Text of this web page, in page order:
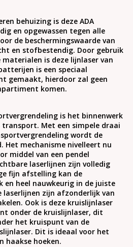
behuizing is deze ADA
en opgewassen tegen alle
de beschermingswaarde van
en stofbestendig. Door gebruik
is deze lijnlaser van
is een speciaal
gemaakt, hierdoor zal geen
komen.
is het binnenwerk
Met een simpele draai
wordt de
Het mechanisme nivelleert nu
middel van een pendel
laserlijnen zijn volledig
fijn afstelling kan de
en heel nauwkeurig in de juiste
laserlijnen zijn afzonderlijk van
Ook is deze kruislijnlaser
onder de kruislijnlaser, dit
het kruispunt van de
Dit is ideaal voor het
haakse hoeken.